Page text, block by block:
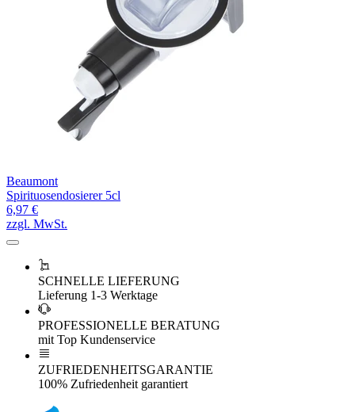
Beaumont
Spirituosendosierer 5cl
6,97 €
zzgl. MwSt.
SCHNELLE LIEFERUNG
Lieferung 1-3 Werktage
PROFESSIONELLE BERATUNG
mit Top Kundenservice
ZUFRIEDENHEITSGARANTIE
100% Zufriedenheit garantiert